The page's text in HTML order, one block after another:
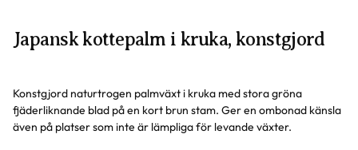
Japansk kottepalm i kruka, konstgjord
Konstgjord naturtrogen palmväxt i kruka med stora gröna
fjäderliknande blad på en kort brun stam. Ger en ombonad känsla
även på platser som inte är lämpliga för levande växter.